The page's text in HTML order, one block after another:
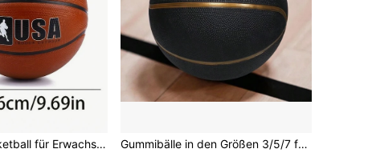
1 offizieller Basketball für Erwachsene/Jugendliche - Braun, Größe 4/5/6/7 - Gummimaterial, Indoor/Outdoor Profi-Spielball, geeignet für Anfänger und Teams
Gummibälle in den Größen 3/5/7 für Innen-/Außenspiele & Training